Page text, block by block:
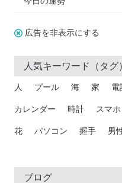
広告を非表示にする
人気キーワード（タグ
人 プール 海 家 電
カレンダー 時計 スマホ
花 パソコン 握手 男
吹き出し
ブログ